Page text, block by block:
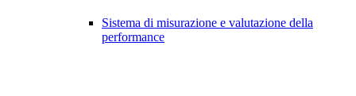
Sistema di misurazione e valutazione della
performance